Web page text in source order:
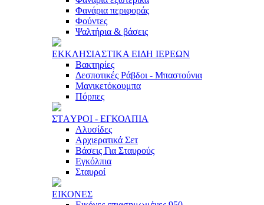
Φανάρια περιφοράς
Φούντες
Ψαλτήρια & βάσεις
ΕΚΚΛΗΣΙAΣΤΙΚA ΕΙΔΗ ΙΕΡΕΩΝ
Βακτηρίες
Δεσποτικές Ράβδοι - Μπαστούνια
Μανικετόκουμπα
Πόρπες
ΣΤAΥΡΟΙ - ΕΓΚΟΛΠΙA
Αλυσίδες
Αρχιερατικά Σετ
Βάσεις Για Σταυρούς
Εγκόλπια
Σταυροί
ΕΙΚΟΝΕΣ